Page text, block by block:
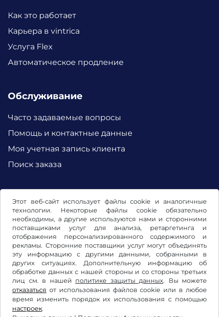
Этот веб-сайт использует файлы cookie и аналогичные
технологии. Некоторые файлы cookie обязательно
необходимы, а другие используются нами и сторонними
поставщиками услуг для анализа, ретаргетинга и
отображения персонализированного содержимого и
рекламы. Сторонние поставщики услуг могут объединять
эту информацию с другими данными, собранными в
других ситуациях. Дополнительную информацию об
обработке данных с нашей стороны и со стороны третьих
лиц см. в нашей политике защиты данных. Вы можете
отказаться от использования файлов cookie или в любое
время изменить порядок их использования с помощью
настроек.
Как это работает
Карьера в vintrica
Услуга Flex
Автоматическое продление
Обслуживание
Часто задаваемые вопросы
Помощь и контактные данные
Моя учетная запись клиента
Поиск заказа
Facebook Instagram
Условия использования/право на отказ